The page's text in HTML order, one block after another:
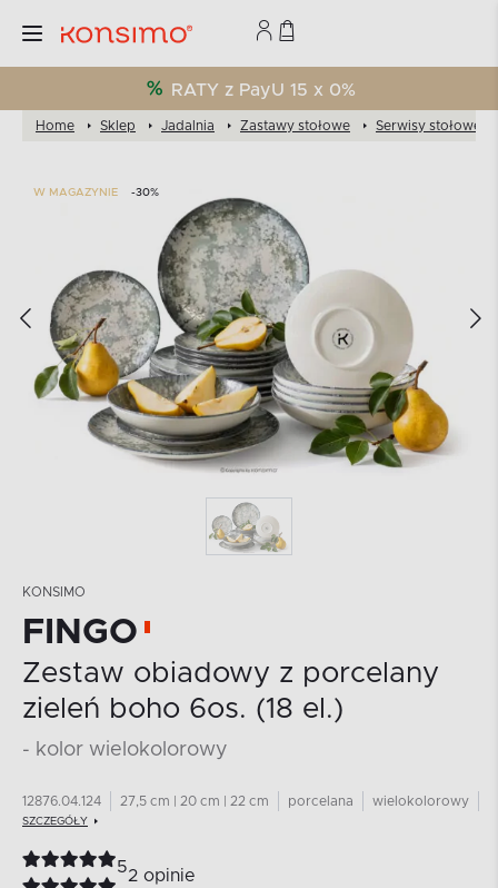
RATY z PayU 15 x 0%
Home Sklep Jadalnia Zastawy stołowe Serwisy stołowe
W MAGAZYNIE -30%
KONSIMO
FINGO
Zestaw obiadowy z porcelany
zieleń boho 6os. (18 el.)
- kolor wielokolorowy
12876.04.124 27,5 cm | 20 cm | 22 cm porcelana wielokolorowy
SZCZEGÓŁY
52 opinie